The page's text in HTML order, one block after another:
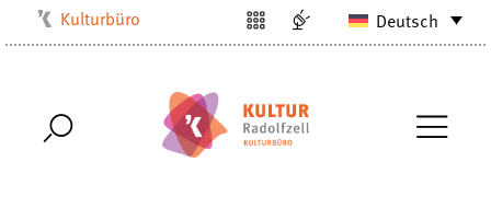
Kulturbüro
Stadtarchiv
Deutsch